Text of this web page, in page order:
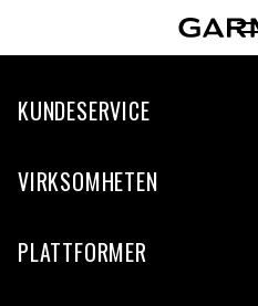
KUNDESERVICE
VIRKSOMHETEN
PLATTFORMER